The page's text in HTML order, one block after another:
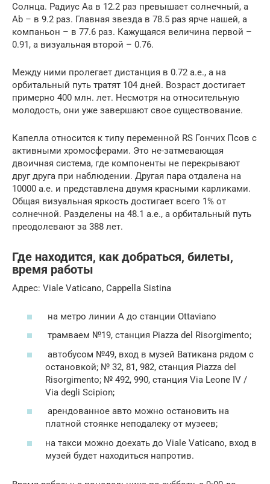
Солнца. Радиус Аа в 12.2 раз превышает солнечный, а
Аb – в 9.2 раз. Главная звезда в 78.5 раз ярче нашей, а
компаньон – в 77.6 раз. Кажущаяся величина первой –
0.91, а визуальная второй – 0.76.
Между ними пролегает дистанция в 0.72 а.е., а на
орбитальный путь тратят 104 дней. Возраст достигает
примерно 400 млн. лет. Несмотря на относительную
молодость, они уже завершают свое существование.
Капелла относится к типу переменной RS Гончих Псов с
активными хромосферами. Это не-затмевающая
двоичная система, где компоненты не перекрывают
друг друга при наблюдении. Другая пара отдалена на
10000 а.е. и представлена двумя красными карликами.
Общая визуальная яркость достигает всего 1% от
солнечной. Разделены на 48.1 а.е., а орбитальный путь
преодолевают за 388 лет.
Где находится, как добраться, билеты,
время работы
Адрес: Viale Vaticano, Cappella Sistina
на метро линии А до станции Ottaviano
трамваем №19, станция Piazza del Risorgimento;
автобусом №49, вход в музей Ватикана рядом с
остановкой; № 32, 81, 982, станция Piazza del
Risorgimento; № 492, 990, станция Via Leone IV /
Via degli Scipion;
арендованное авто можно остановить на
платной стоянке неподалеку от музеев;
на такси можно доехать до Viale Vaticano, вход в
музей будет находиться напротив.